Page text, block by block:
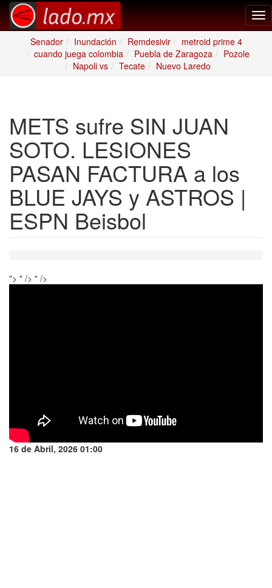
Senador
Inundación Remdesivir
metroid prime 4
cuando juega colombia
Puebla de Zaragoza
Pozole
Napoli vs
Tecate Nuevo Laredo
METS sufre SIN JUAN
SOTO. LESIONES
PASAN FACTURA a los
BLUE JAYS y ASTROS |
ESPN Beisbol
"> " /> " />
16 de Abril, 2026 01:00